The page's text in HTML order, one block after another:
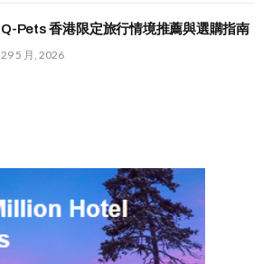
Q-Pets 香港限定旅行情境推薦與選購指南
29 5 月, 2026